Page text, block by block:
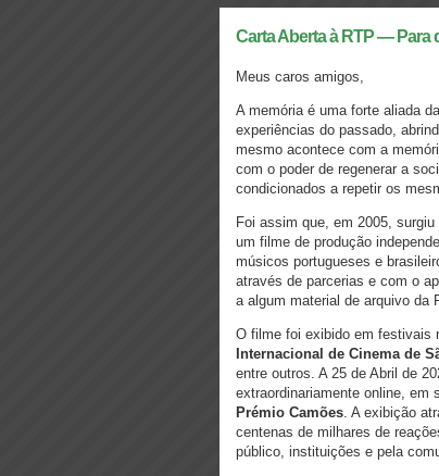
Carta Aberta à RTP — Para
Meus caros amigos,
A memória é uma forte aliada
experiências do passado,
mesmo acontece com a
com o poder de regenerar a
condicionados a repetir os
Foi assim que, em 2005,
um filme de produção
músicos portugueses e
através de parcerias e com o
a algum material de arquivo da
O filme foi exibido em festivais
Internacional de Cinema de
entre outros. A 25 de Abril de
extraordinariamente online,
Prémio Camões. A exibição
centenas de milhares de
público, instituições e pela